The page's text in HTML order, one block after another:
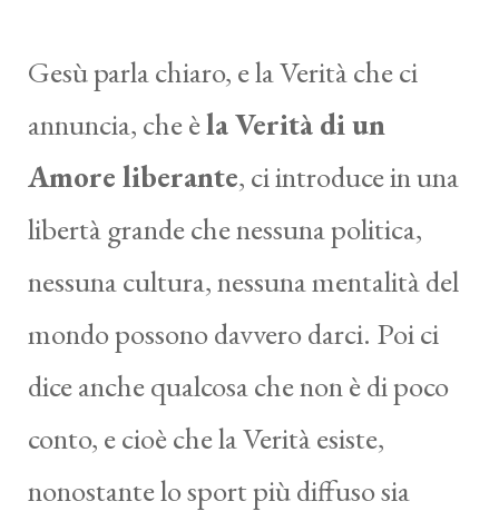
Gesù parla chiaro, e la Verità che ci
annuncia, che èla Verità di un
Amore liberante, ci introduce in una
libertà grande che nessuna politica,
nessuna cultura, nessuna mentalità del
mondo possono davvero darci. Poi ci
dice anche qualcosa che non è di poco
conto, e cioè che la Verità esiste,
nonostante lo sport più diffuso sia